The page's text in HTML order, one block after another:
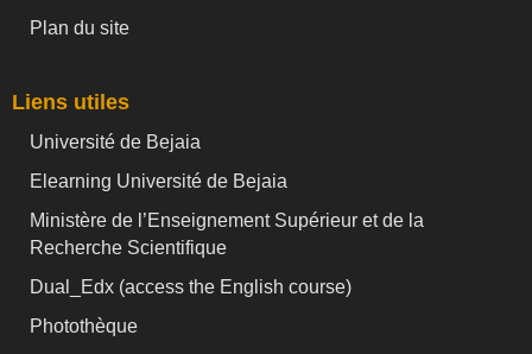
Plan du site
Liens utiles
Université de Bejaia
Elearning Université de Bejaia
Ministère de l’Enseignement Supérieur et de la
Recherche Scientifique
Dual_Edx (access the English course)
Photothèque